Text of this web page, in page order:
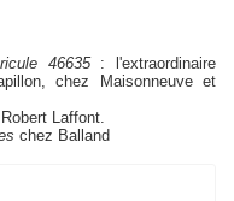
46635: l'extraordinaire
chez Maisonneuve et
Laffont.
chez Balland